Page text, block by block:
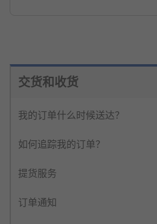
交货和收货
我的订单什么时候送达？
如何追踪我的订单？
提货服务
订单通知